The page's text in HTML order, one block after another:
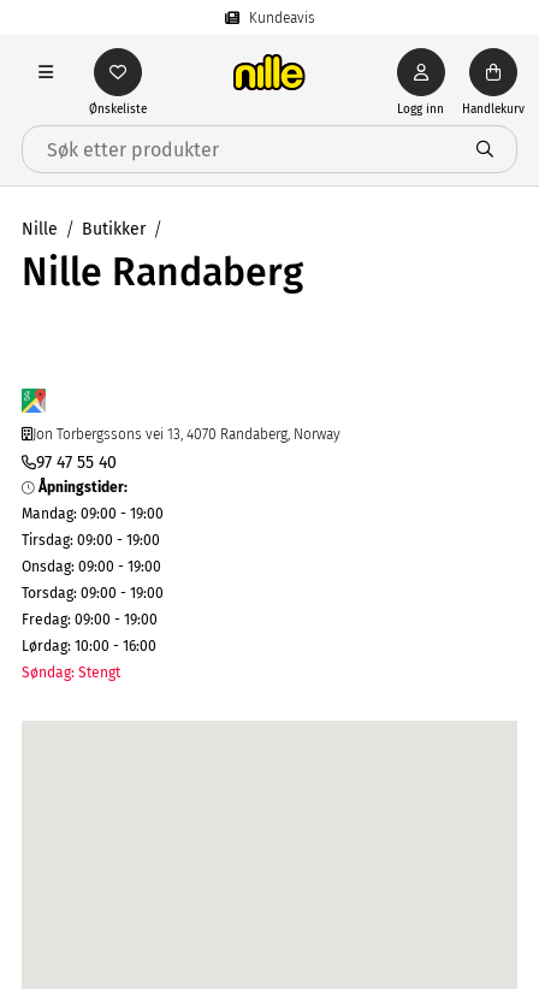
Kundeavis
Ønskeliste Logg inn Handlekurv
Nille Butikker
Nille Randaberg
Jon Torbergssons vei 13, 4070 Randaberg, Norway
97 47 55 40
Åpningstider:
Mandag: 09:00 - 19:00
Tirsdag: 09:00 - 19:00
Onsdag: 09:00 - 19:00
Torsdag: 09:00 - 19:00
Fredag: 09:00 - 19:00
Lørdag: 10:00 - 16:00
Søndag: Stengt